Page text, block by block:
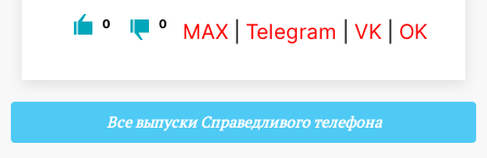
0 0 MAX Telegram VK OK
Все выпуски Справедливого телефона